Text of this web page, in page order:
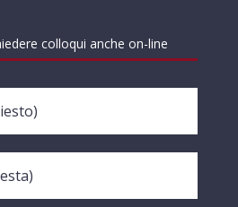
colloqui anche on-line